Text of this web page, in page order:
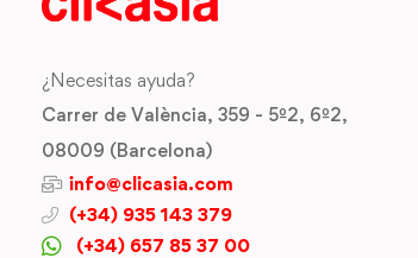
¿Necesitas ayuda?
Carrer de València, 359 - 5º2, 6º2,
08009 (Barcelona)
info@clicasia.com
(+34) 935 143 379
(+34) 657 85 37 00